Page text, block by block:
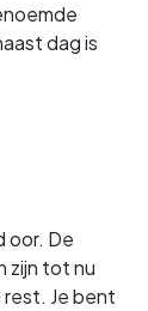
dag is
oor. De
zijn tot nu
Je bent